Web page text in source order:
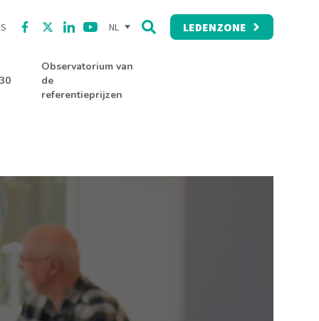
Observatorium van
de
referentieprijzen
Discover our Facebook
Follow us on Twitter
Discover our Linkedin
Watch us on our YouTube channel
NL Zoeken LEDENZONE